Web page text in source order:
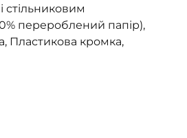
перероблений папір),
Пластикова кромка,